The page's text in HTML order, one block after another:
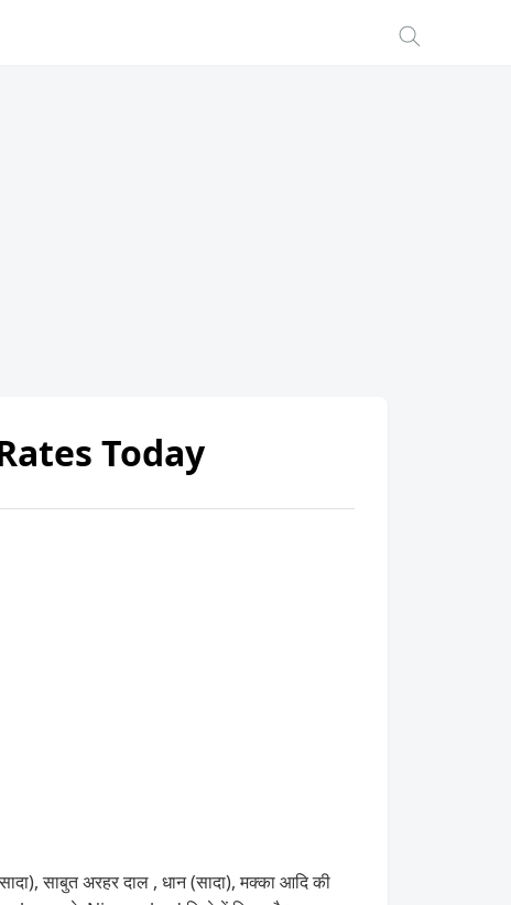
Today
साबुत अरहर दाल , धान (सादा), मक्का आदि की